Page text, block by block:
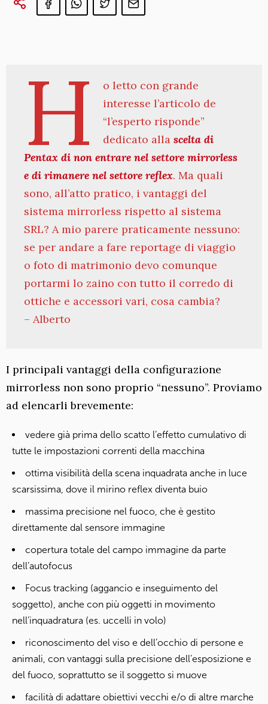
H
o letto con grande
interesse l’articolo de
“l’esperto risponde”
dedicato allascelta di
Pentax di non entrare nel settore mirrorless
e di rimanere nel settore reflex. Ma quali
sono, all’atto pratico, i vantaggi del
sistema mirrorless rispetto al sistema
SRL? A mio parere praticamente nessuno:
se per andare a fare reportage di viaggio
o foto di matrimonio devo comunque
portarmi lo zaino con tutto il corredo di
ottiche e accessori vari, cosa cambia?
– Alberto
I principali vantaggi della configurazione
mirrorless non sono proprio “nessuno”. Proviamo
ad elencarli brevemente:
vedere già prima dello scatto l’effetto cumulativo di
tutte le impostazioni correnti della macchina
ottima visibilità della scena inquadrata anche in luce
scarsissima, dove il mirino reflex diventa buio
massima precisione nel fuoco, che è gestito
direttamente dal sensore immagine
copertura totale del campo immagine da parte
dell’autofocus
Focus tracking (aggancio e inseguimento del
soggetto), anche con più oggetti in movimento
nell’inquadratura (es. uccelli in volo)
riconoscimento del viso e dell’occhio di persone e
animali, con vantaggi sulla precisione dell’esposizione e
del fuoco, soprattutto se il soggetto si muove
facilità di adattare obiettivi vecchi e/o di altre marche